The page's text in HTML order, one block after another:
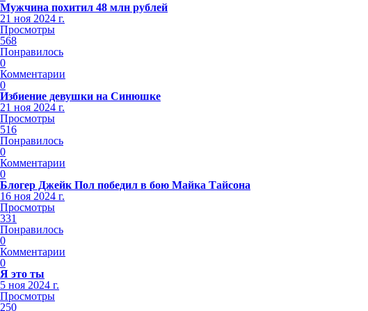
Мужчина похитил 48 млн рублей
21 ноя 2024 г.
Просмотры
568
Понравилось
0
Комментарии
0
Избиение девушки на Синюшке
21 ноя 2024 г.
Просмотры
516
Понравилось
0
Комментарии
0
Блогер Джейк Пол победил в бою Майка Тайсона
16 ноя 2024 г.
Просмотры
331
Понравилось
0
Комментарии
0
Я это ты
5 ноя 2024 г.
Просмотры
250